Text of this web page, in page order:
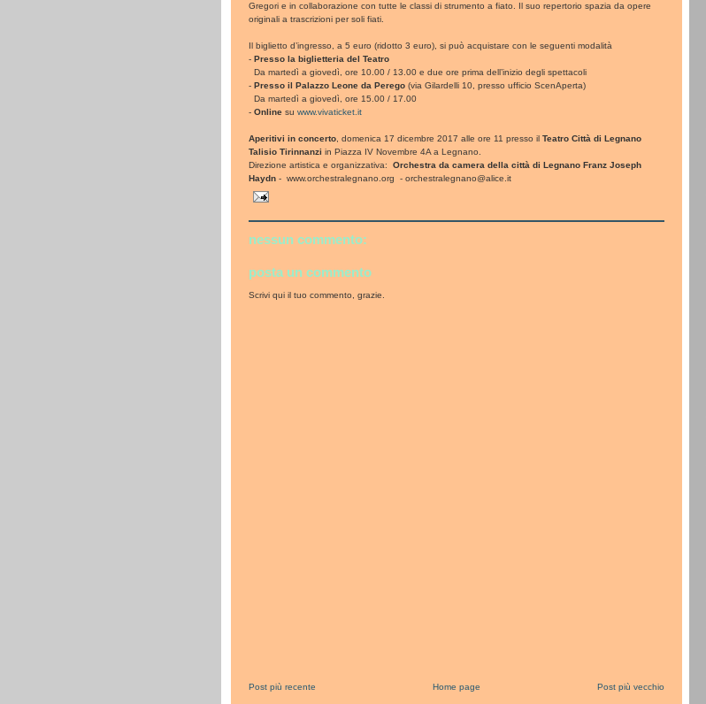
Gregori e in collaborazione con tutte le classi di strumento a fiato. Il suo repertorio spazia da opere
originali a trascrizioni per soli fiati.
Il biglietto d’ingresso, a 5 euro (ridotto 3 euro), si può acquistare con le seguenti modalità
- Presso la biglietteria del Teatro
Da martedì a giovedì, ore 10.00 / 13.00 e due ore prima dell’inizio degli spettacoli
- Presso il Palazzo Leone da Perego (via Gilardelli 10, presso ufficio ScenAperta)
Da martedì a giovedì, ore 15.00 / 17.00
- Online su www.vivaticket.it
Aperitivi in concerto , domenica 17 dicembre 2017 alle ore 11 presso il Teatro Città di Legnano
Talisio Tirinnanzi in Piazza IV Novembre 4A a Legnano.
Direzione artistica e organizzativa: Orchestra da camera della città di Legnano Franz Joseph
Haydn - www.orchestralegnano.org - orchestralegnano@alice.it
nessun commento:
posta un commento
Scrivi qui il tuo commento, grazie.
Post più recente Post più vecchio
Home page